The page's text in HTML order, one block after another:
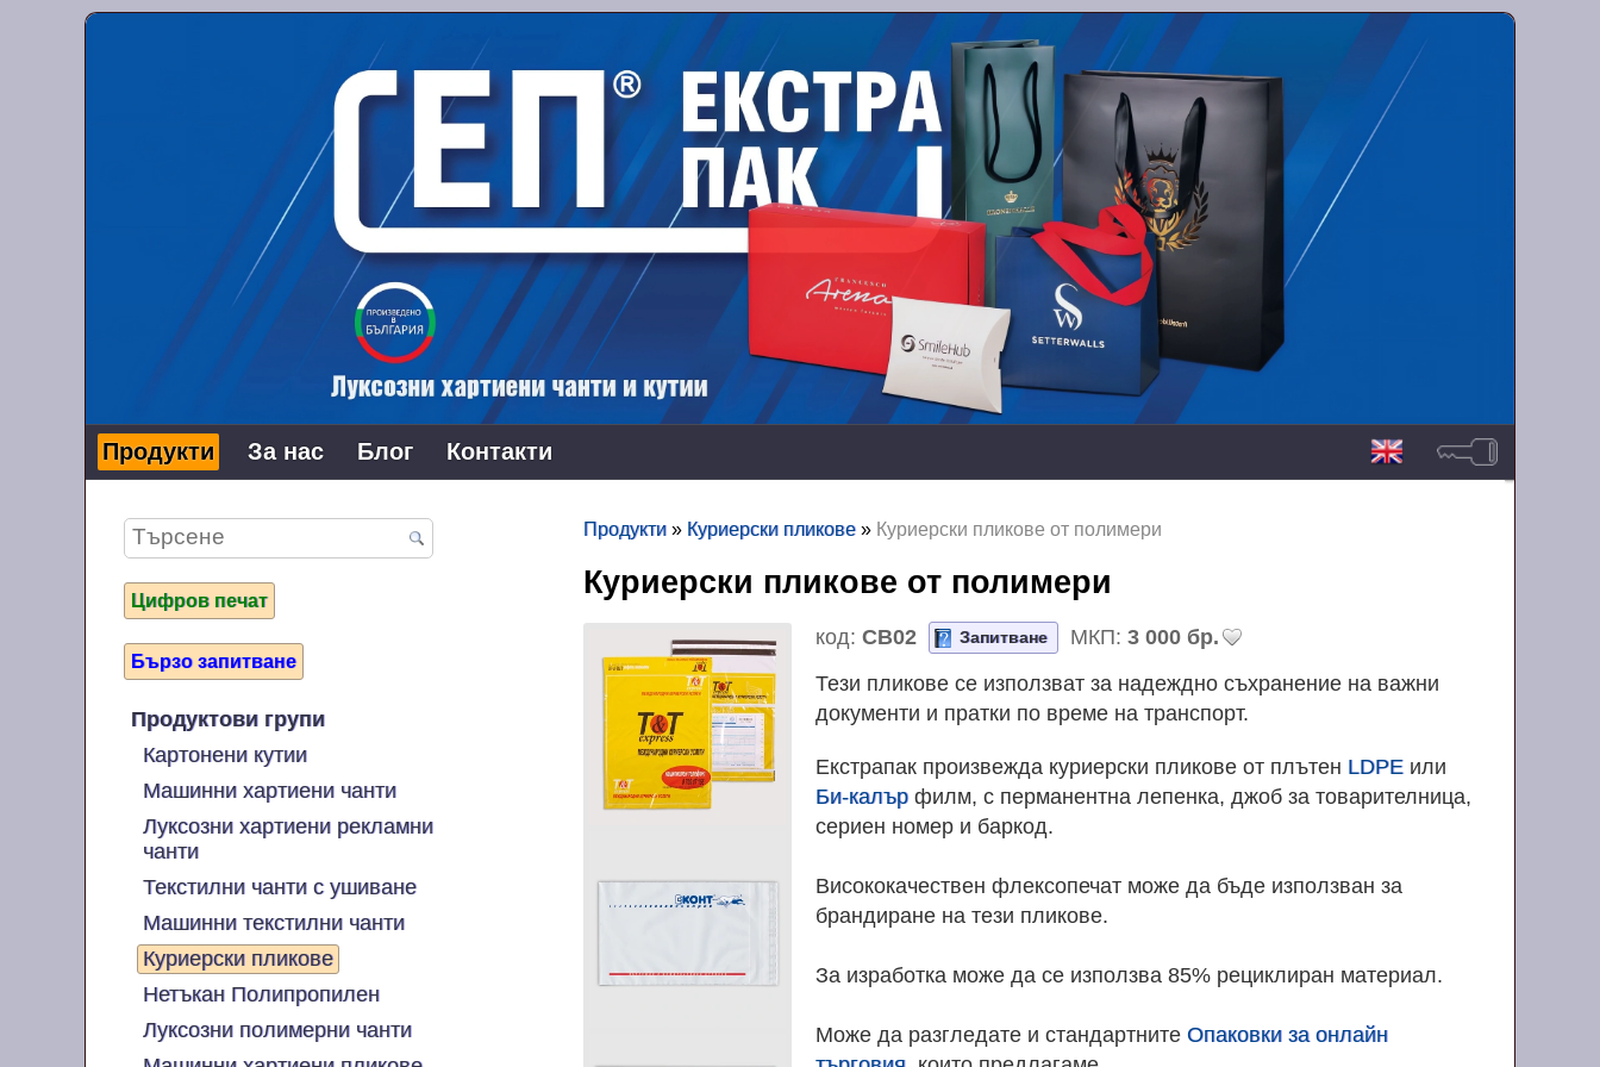
Продукти За нас Блог Контакти
Цифров печат
Бързо запитване
Продуктови групи
Картонени кутии
Машинни хартиени чанти
Луксозни хартиени рекламни
чанти
Текстилни чанти с ушиване
Машинни текстилни чанти
Куриерски пликове
Нетъкан Полипропилен
Луксозни полимерни чанти
Продукти » Куриерски пликове » Куриерски пликове от полимери
Куриерски пликове от полимери
код:CB02 Запитване МКП:3 000 бр.
Тези пликове се използват за надеждно съхранение на важни
документи и пратки по време на транспорт.
Екстрапак произвежда куриерски пликове от плътен LDPE или
Би-калър филм, с перманентна лепенка, джоб за товарителница,
сериен номер и баркод.
Висококачествен флексопечат може да бъде използван за
брандиране на тези пликове.
За изработка може да се използва 85% рециклиран материал.
Може да разгледате и стандартнитеОпаковки за онлайн